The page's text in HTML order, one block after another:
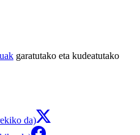
garatutako eta kudeatutako
da)